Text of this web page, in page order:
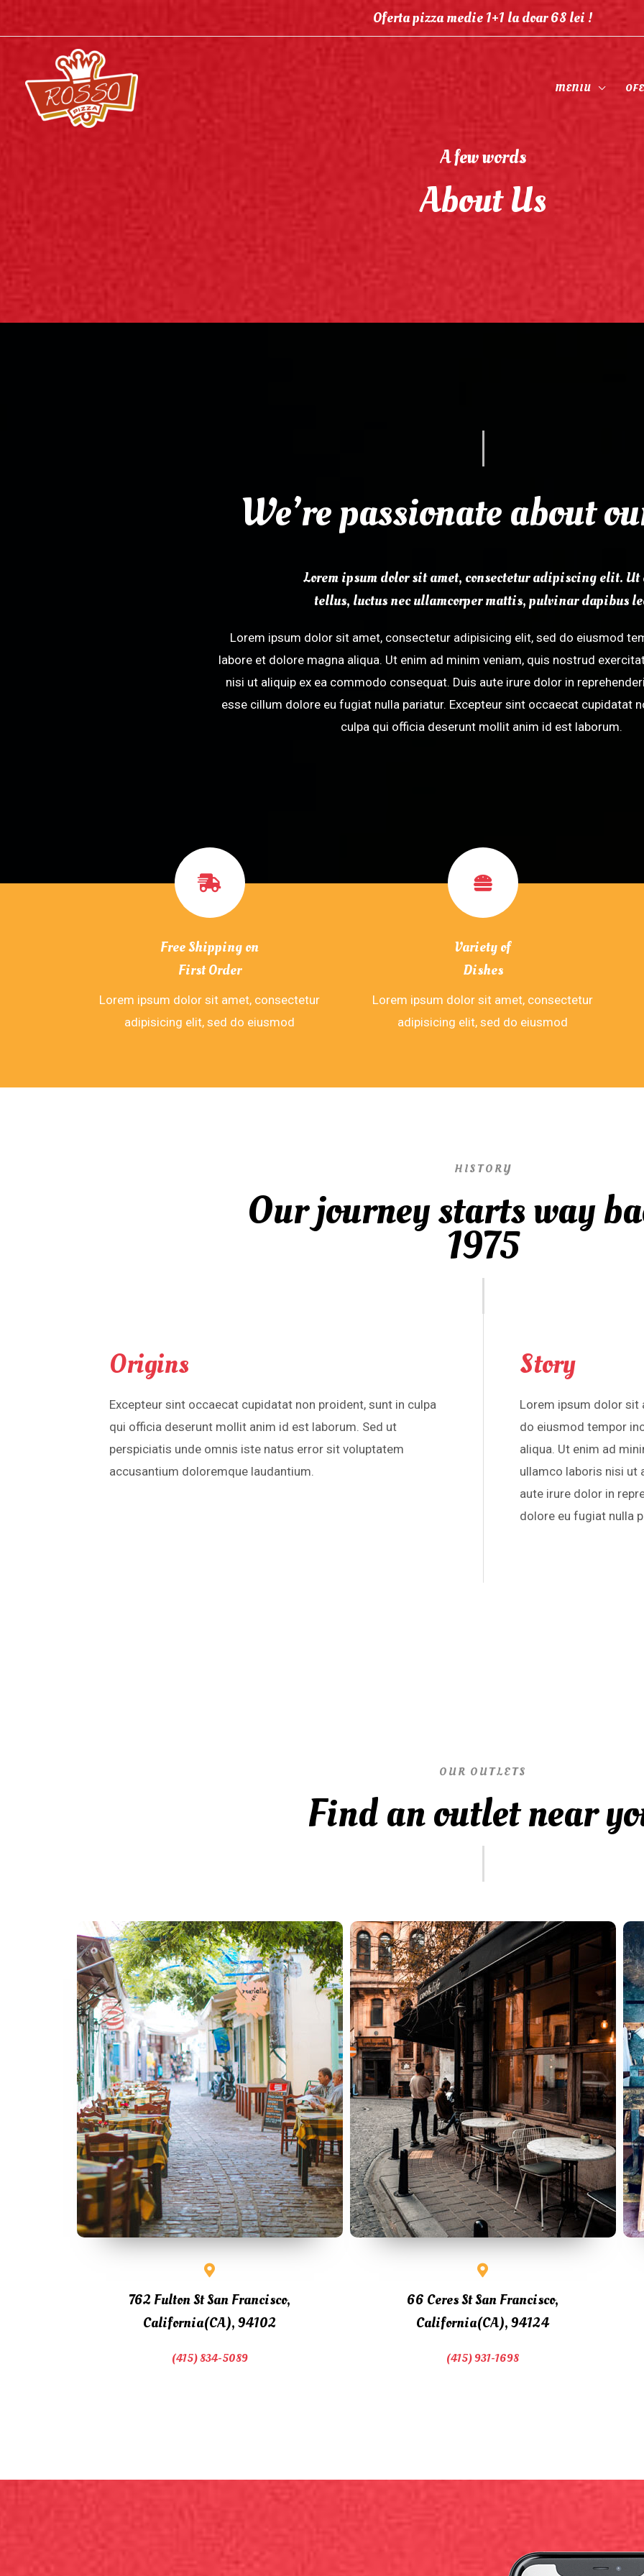
Oferta pizza medie 1+1 la doar 68 lei !
MENIU
A few words
About Us
We’re passionate about
Lorem ipsum dolor sit amet, consectetur adipiscing elit.
tellus, luctus nec ullamcorper mattis, pulvinar dapibus
Lorem ipsum dolor sit amet, consectetur adipisicing elit, sed do eiusmod
labore et dolore magna aliqua. Ut enim ad minim veniam, quis nostrud
nisi ut aliquip ex ea commodo consequat. Duis aute irure dolor in
esse cillum dolore eu fugiat nulla pariatur. Excepteur sint occaecat cupidatat
culpa qui officia deserunt mollit anim id est laborum.
Free Shipping on
First Order
Lorem ipsum dolor sit amet, consectetur
adipisicing elit, sed do eiusmod
Variety of
Dishes
Lorem ipsum dolor sit amet, consectetur
adipisicing elit, sed do eiusmod
HISTORY
Our journey starts way
1975
Origins
Excepteur sint occaecat cupidatat non proident, sunt in culpa
qui officia deserunt mollit anim id est laborum. Sed ut
perspiciatis unde omnis iste natus error sit voluptatem
accusantium doloremque laudantium.
Story
Lorem ipsum dolor sit
do eiusmod tempor
aliqua. Ut enim ad
ullamco laboris nisi ut
aute irure dolor in
dolore eu fugiat nulla
OUR OUTLETS
Find an outlet near
762 Fulton St San Francisco,
California(CA), 94102
(415) 834-5089
66 Ceres St San Francisco,
California(CA), 94124
(415) 931-1698